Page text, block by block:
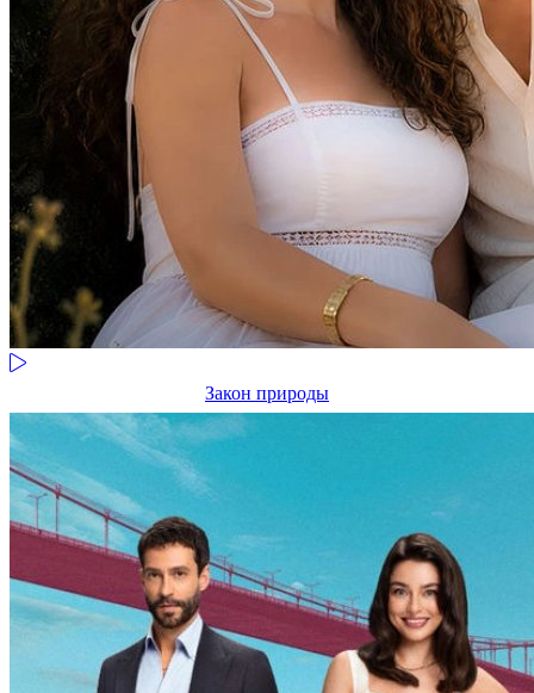
Закон природы